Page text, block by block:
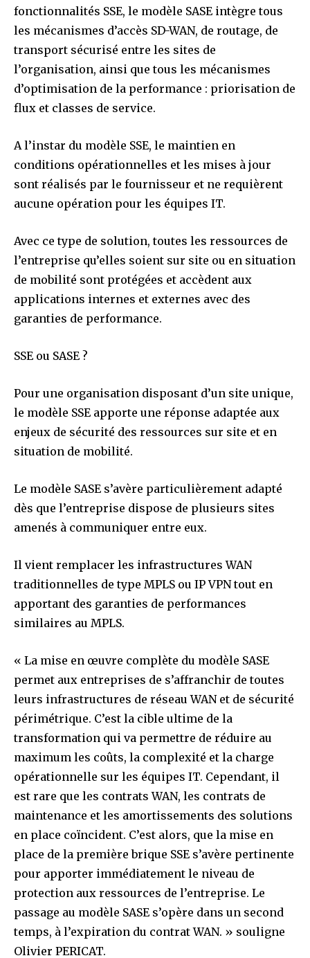
fonctionnalités SSE, le modèle SASE intègre tous
les mécanismes d’accès SD-WAN, de routage, de
transport sécurisé entre les sites de
l’organisation, ainsi que tous les mécanismes
d’optimisation de la performance : priorisation de
flux et classes de service.
A l’instar du modèle SSE, le maintien en
conditions opérationnelles et les mises à jour
sont réalisés par le fournisseur et ne requièrent
aucune opération pour les équipes IT.
Avec ce type de solution, toutes les ressources de
l’entreprise qu’elles soient sur site ou en situation
de mobilité sont protégées et accèdent aux
applications internes et externes avec des
garanties de performance.
SSE ou SASE ?
Pour une organisation disposant d’un site unique,
le modèle SSE apporte une réponse adaptée aux
enjeux de sécurité des ressources sur site et en
situation de mobilité.
Le modèle SASE s’avère particulièrement adapté
dès que l’entreprise dispose de plusieurs sites
amenés à communiquer entre eux.
Il vient remplacer les infrastructures WAN
traditionnelles de type MPLS ou IP VPN tout en
apportant des garanties de performances
similaires au MPLS.
« La mise en œuvre complète du modèle SASE
permet aux entreprises de s’affranchir de toutes
leurs infrastructures de réseau WAN et de sécurité
périmétrique. C’est la cible ultime de la
transformation qui va permettre de réduire au
maximum les coûts, la complexité et la charge
opérationnelle sur les équipes IT. Cependant, il
est rare que les contrats WAN, les contrats de
maintenance et les amortissements des solutions
en place coïncident. C’est alors, que la mise en
place de la première brique SSE s’avère pertinente
pour apporter immédiatement le niveau de
protection aux ressources de l’entreprise. Le
passage au modèle SASE s’opère dans un second
temps, à l’expiration du contrat WAN. » souligne
Olivier PERICAT.